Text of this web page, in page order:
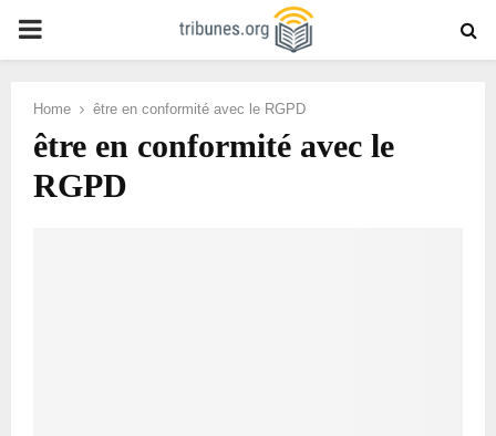
PRIMARY
Home être en conformité avec le RGPD
être en conformité avec le
RGPD